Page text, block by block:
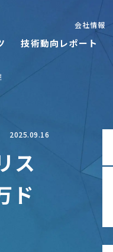
技術動向レポート
会社情報
2025.09.16
ス
ド